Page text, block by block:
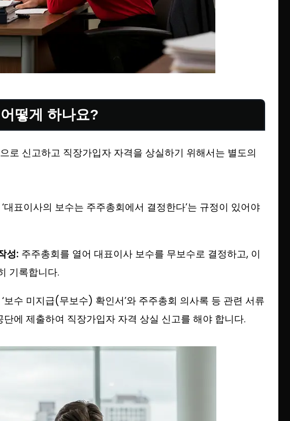
떻게 하나요?
로 신고하고 직장가입자 자격을 상실하기 위해서는 별도의
대표이사의 보수는 주주총회에서 결정한다’는 규정이 있어야
성: 주주총회를 열어 대표이사 보수를 무보수로 결정하고, 이
기록합니다.
‘보수 미지급(무보수) 확인서’와 주주총회 의사록 등 관련 서류
에 제출하여 직장가입자 자격 상실 신고를 해야 합니다.